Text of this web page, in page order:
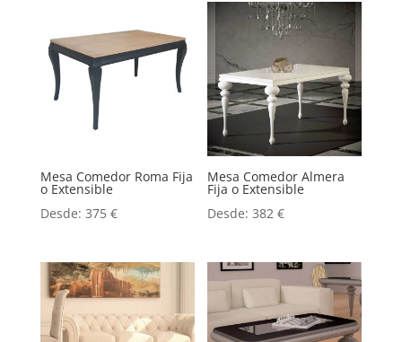
Mesa Comedor Roma Fija
o Extensible
Desde: 375 €
Mesa Comedor Almera
Fija o Extensible
Desde:382€